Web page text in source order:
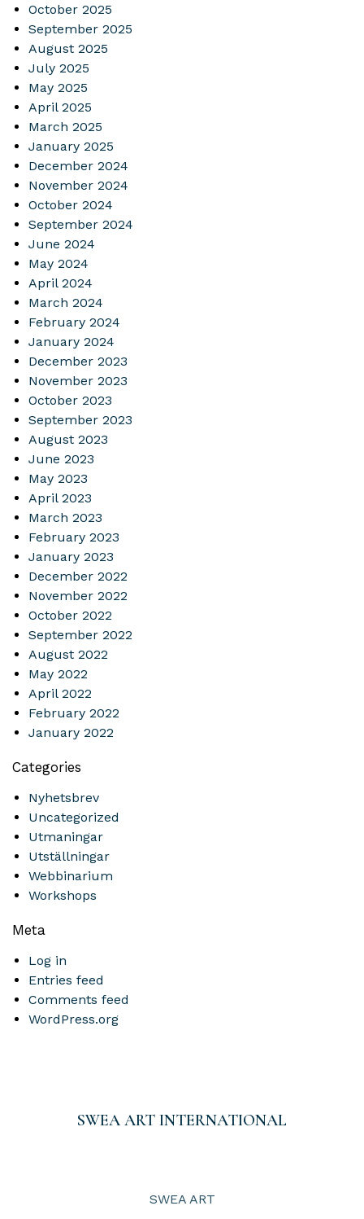
October 2025
September 2025
August 2025
July 2025
May 2025
April 2025
March 2025
January 2025
December 2024
November 2024
October 2024
September 2024
June 2024
May 2024
April 2024
March 2024
February 2024
January 2024
December 2023
November 2023
October 2023
September 2023
August 2023
June 2023
May 2023
April 2023
March 2023
February 2023
January 2023
December 2022
November 2022
October 2022
September 2022
August 2022
May 2022
April 2022
February 2022
January 2022
Categories
Nyhetsbrev
Uncategorized
Utmaningar
Utställningar
Webbinarium
Workshops
Meta
Log in
Entries feed
Comments feed
WordPress.org
SWEA ART INTERNATIONAL
SWEA ART